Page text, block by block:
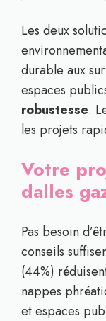
Les deux
durable aux
espaces
robustesse.
les projets
Votre
dalles
Pas besoin
conseils
(44%)
nappes
et espaces